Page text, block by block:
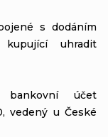
s dodáním
uhradit
bankovní účet
vedený u České